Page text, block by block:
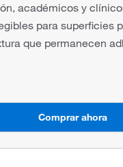
académicos y
para superficies
que permanecen
Comprar ahora